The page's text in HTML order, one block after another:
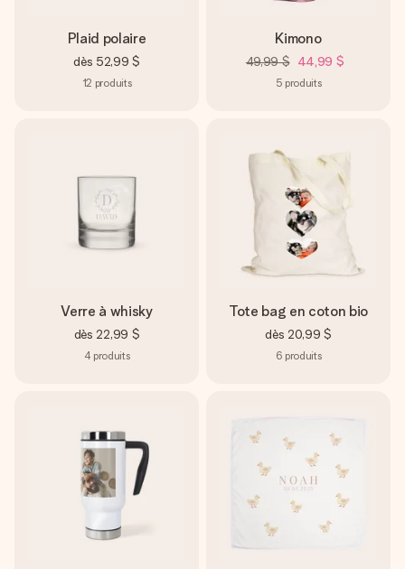
Plaid polaire
dès 52,99 $
12 produits
Kimono
49,99 $ 44,99 $
5 produits
Verre à whisky
dès 22,99 $
4 produits
Tote bag en coton bio
dès 20,99 $
6 produits